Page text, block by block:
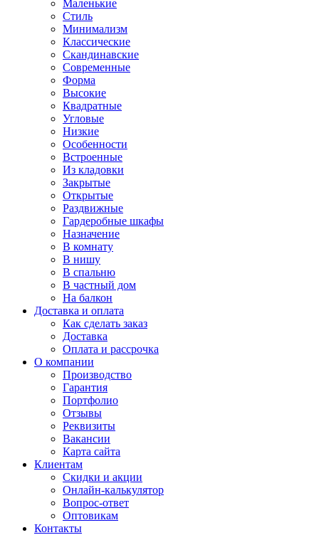
Маленькие
Стиль
Минимализм
Классические
Скандинавские
Современные
Форма
Высокие
Квадратные
Угловые
Низкие
Особенности
Встроенные
Из кладовки
Закрытые
Открытые
Раздвижные
Гардеробные шкафы
Назначение
В комнату
В нишу
В спальню
В частный дом
На балкон
Доставка и оплата
Как сделать заказ
Доставка
Оплата и рассрочка
О компании
Производство
Гарантия
Портфолио
Отзывы
Реквизиты
Вакансии
Карта сайта
Клиентам
Скидки и акции
Онлайн-калькулятор
Вопрос-ответ
Оптовикам
Контакты